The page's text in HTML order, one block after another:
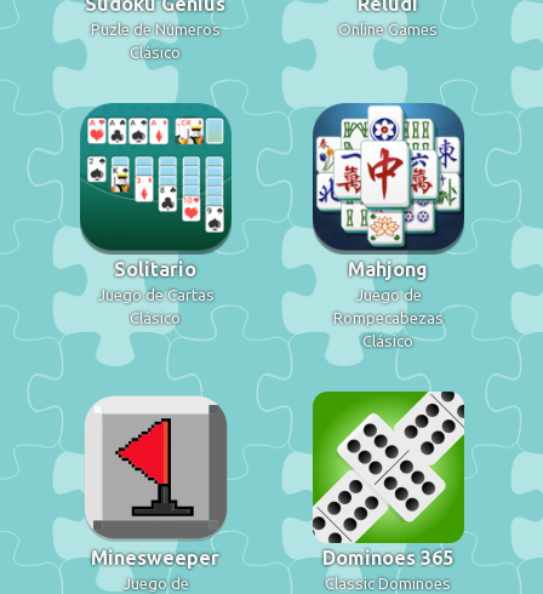
Puzle de Números
Clásico
Online Games
Solitario
Juego de Cartas
Clásico
Mahjong
Juego de
Rompecabezas
Clásico
Minesweeper
Juego de
Dominoes 365
Classic Dominoes